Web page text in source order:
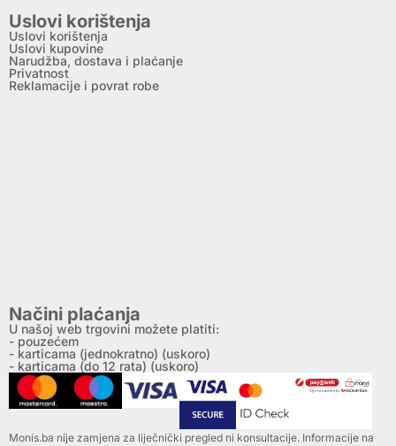
Uslovi korištenja
Uslovi korištenja
Uslovi kupovine
Narudžba, dostava i plaćanje
Privatnost
Reklamacije i povrat robe
Načini plaćanja
U našoj web trgovini možete platiti:
- pouzećem
- karticama (jednokratno) (uskoro)
- karticama (do 12 rata) (uskoro)
Monis.ba nije zamjena za liječnički pregled ni konsultacije. Informacije na